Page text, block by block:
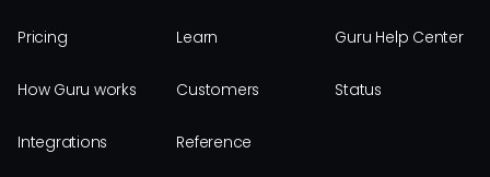
Pricing
How Guru works
Integrations
Learn
Customers
Reference
Guru Help Center
Status